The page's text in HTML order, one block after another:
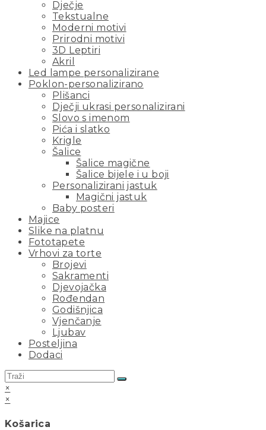
Dječje
Tekstualne
Moderni motivi
Prirodni motivi
3D Leptiri
Akril
Led lampe personalizirane
Poklon-personalizirano
Plišanci
Dječji ukrasi personalizirani
Slovo s imenom
Pića i slatko
Krigle
Šalice
Šalice magične
Šalice bijele i u boji
Personalizirani jastuk
Magični jastuk
Baby posteri
Majice
Slike na platnu
Fototapete
Vrhovi za torte
Brojevi
Sakramenti
Djevojačka
Rođendan
Godišnjica
Vjenčanje
Ljubav
Posteljina
Dodaci
×
×
Košarica